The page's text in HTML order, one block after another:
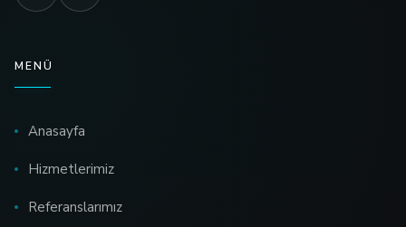
MENÜ
Anasayfa
Hizmetlerimiz
Referanslarımız